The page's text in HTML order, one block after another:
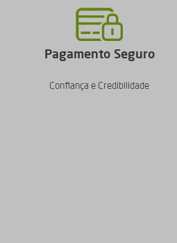
Pagamento Seguro
Confiança e Credibilidade